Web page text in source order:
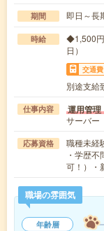
期間 即日～長
時給
◆1,500
日）
交通費
別途支給
仕事内容 運用管理
サーバー
応募資格
職種未経
・学歴
可！）・
職場の雰囲気
年齢層